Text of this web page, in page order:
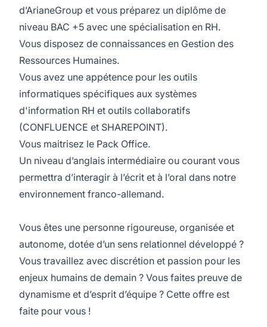
d’ArianeGroup et vous préparez un diplôme de
niveau BAC +5 avec une spécialisation en RH.
Vous disposez de connaissances en Gestion des
Ressources Humaines.
Vous avez une appétence pour les outils
informatiques spécifiques aux systèmes
d'information RH et outils collaboratifs
(CONFLUENCE et SHAREPOINT).
Vous maitrisez le Pack Office.
Un niveau d’anglais intermédiaire ou courant vous
permettra d’interagir à l’écrit et à l’oral dans notre
environnement franco-allemand.
Vous êtes une personne rigoureuse, organisée et
autonome, dotée d’un sens relationnel développé ?
Vous travaillez avec discrétion et passion pour les
enjeux humains de demain ? Vous faites preuve de
dynamisme et d’esprit d’équipe ? Cette offre est
faite pour vous !